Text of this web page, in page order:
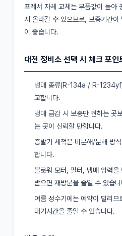
프레서 자체 교체는 부품값이 높
지 올라갈 수 있으므로, 보증기간이
이 좋습니다.
대전 정비소 선택 시 체크 포인
냉매 종류(R-134a / R-1234yf)
교합니다.
냉매 급감 시 보충만 권하는 곳
는 곳이 신뢰할 만합니다.
증발기 세척은 비분해/분해 방
합니다.
블로워 모터, 필터, 냉매 압력
받으면 재방문을 줄일 수 있습
여름 성수기에는 예약이 밀리
대기시간을 줄일 수 있습니다.